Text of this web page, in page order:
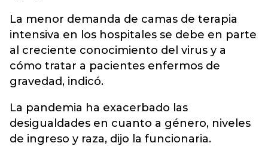
La menor demanda de camas de terapia
intensiva en los hospitales se debe en parte
al creciente conocimiento del virus y a
cómo tratar a pacientes enfermos de
gravedad, indicó.
La pandemia ha exacerbado las
desigualdades en cuanto a género, niveles
de ingreso y raza, dijo la funcionaria.